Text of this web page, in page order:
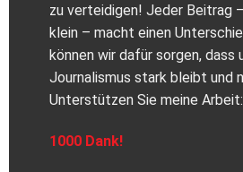
zu verteidigen! Jeder Beitrag
klein – macht einen
können wir dafür sorgen, dass
Journalismus stark bleibt und
Unterstützen Sie meine Arbeit:
1000 Dank!